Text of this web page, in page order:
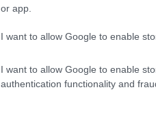
or app.
I want to allow Google to enable
I want to allow Google to enable
authentication functionality and